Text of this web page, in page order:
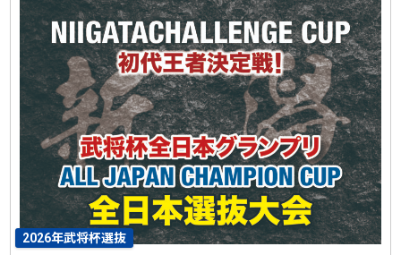
2026年武将杯選抜